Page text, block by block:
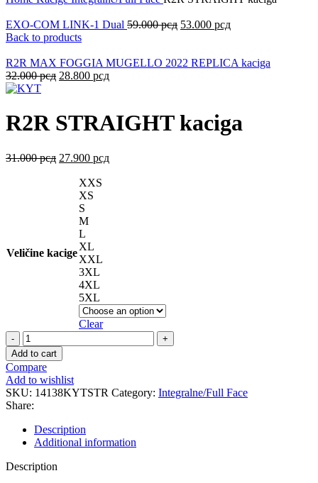
EXO-COM LINK-1 Dual 59.000рсд 53.000 рсд
Back to products
R2R MAX FOGGIA MUGELLO 2022 REPLICA kaciga
32.000рсд 28.800 рсд
R2R STRAIGHT kaciga
31.000рсд 27.900 рсд
Veličine kacige
XXS
XS
S
M
L
XL
XXL
3XL
4XL
5XL
Clear
R2R
STRAIGHT
kaciga
quantity
Add to cart
Compare
Add to wishlist
SKU: 14138KYTSTR Category: Integralne/Full Face
Share:
Description
Additional information
Description